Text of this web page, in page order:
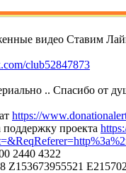
видео Ставим
club52847873
.. Спасибо от
https://
проекта
2440 4322
Z153673955521